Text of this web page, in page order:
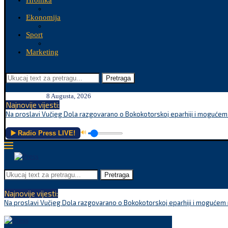
Ekonomija
Sport
Marketing
Pretraga
8 Augusta, 2026
Najnovije vijesti:
Na proslavi Vučjeg Dola razgovarano o Bokokotorskoj eparhiji i
▶️ Radio Press LIVE! 🔊
Pretraga
Najnovije vijesti:
Na proslavi Vučjeg Dola razgovarano o Bokokotorskoj eparhiji i mogućem